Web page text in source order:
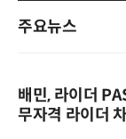
주요뉴스
배민, 라이더
무자격 라이더